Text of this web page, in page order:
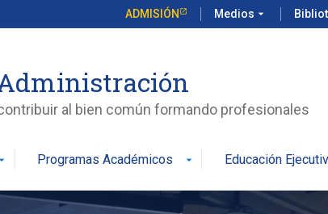
ADMISIÓN Medios arrow_drop_down
al bien común formando profesionales
arrow_drop_down Programas Académicos arrow_drop_down Educación